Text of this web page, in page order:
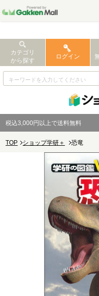
カテゴリ
から探す
ログイン
税込3,000円以上で送料無料
TOP ショップ学研＋ 恐竜